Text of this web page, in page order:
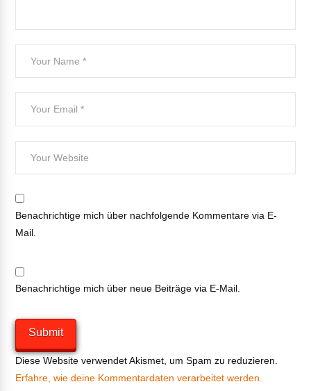
Benachrichtige mich über nachfolgende Kommentare via E-
Mail.
Benachrichtige mich über neue Beiträge via E-Mail.
Diese Website verwendet Akismet, um Spam zu reduzieren.
Erfahre, wie deine Kommentardaten verarbeitet werden.